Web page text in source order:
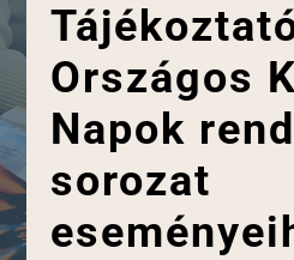
Országos
Napok
sorozat